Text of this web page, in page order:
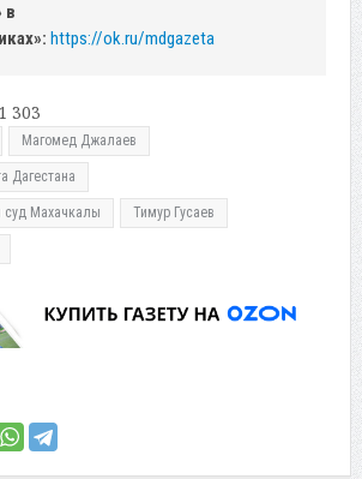
в
https://ok.ru/mdgazeta
1 303
Магомед Джалаев
Дагестана
суд Махачкалы Тимур Гусаев